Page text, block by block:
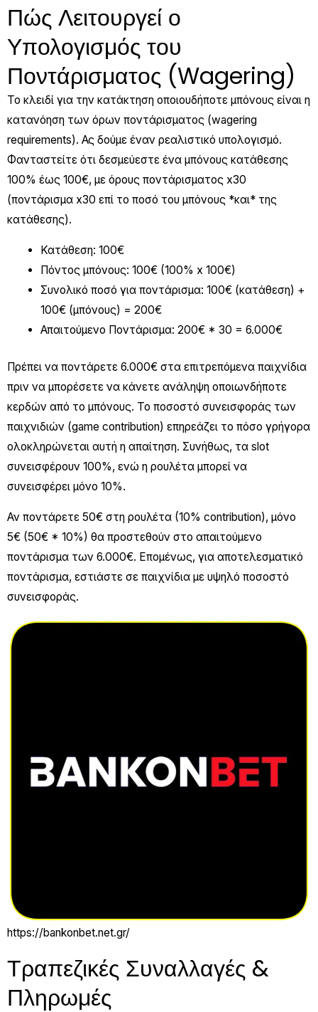
Πώς Λειτουργεί ο
Υπολογισμός του
Ποντάρισματος (Wagering)
Το κλειδί για την κατάκτηση οποιουδήποτε μπόνους είναι η
κατανόηση των όρων ποντάρισματος (wagering
requirements). Ας δούμε έναν ρεαλιστικό υπολογισμό.
Φανταστείτε ότι δεσμεύεστε ένα μπόνους κατάθεσης
100% έως 100€, με όρους ποντάρισματος x30
(ποντάρισμα x30 επί το ποσό του μπόνους *και* της
κατάθεσης).
Κατάθεση: 100€
Πόντος μπόνους: 100€ (100% x 100€)
Συνολικό ποσό για ποντάρισμα: 100€ (κατάθεση) +
100€ (μπόνους) = 200€
Απαιτούμενο Ποντάρισμα: 200€ * 30 = 6.000€
Πρέπει να ποντάρετε 6.000€ στα επιτρεπόμενα παιχνίδια
πριν να μπορέσετε να κάνετε ανάληψη οποιωνδήποτε
κερδών από το μπόνους. Το ποσοστό συνεισφοράς των
παιχνιδιών (game contribution) επηρεάζει το πόσο γρήγορα
ολοκληρώνεται αυτή η απαίτηση. Συνήθως, τα slot
συνεισφέρουν 100%, ενώ η ρουλέτα μπορεί να
συνεισφέρει μόνο 10%.
Αν ποντάρετε 50€ στη ρουλέτα (10% contribution), μόνο
5€ (50€ * 10%) θα προστεθούν στο απαιτούμενο
ποντάρισμα των 6.000€. Επομένως, για αποτελεσματικό
ποντάρισμα, εστιάστε σε παιχνίδια με υψηλό ποσοστό
συνεισφοράς.
https://bankonbet.net.gr/
Τραπεζικές Συναλλαγές &
Πληρωμές